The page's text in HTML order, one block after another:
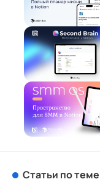
Статьи по теме